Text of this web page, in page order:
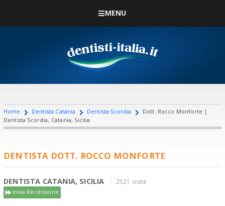
MENU
Home Dentista Catania Dentista Scordia
Dott. Rocco Monforte |
Dentista Scordia, Catania, Sicilia
DENTISTA DOTT. ROCCO MONFORTE
DENTISTA CATANIA, SICILIA 2521 visite
Invia Recensione